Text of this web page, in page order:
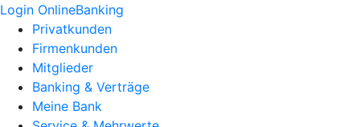
Login OnlineBanking
Privatkunden
Firmenkunden
Mitglieder
Banking & Verträge
Meine Bank